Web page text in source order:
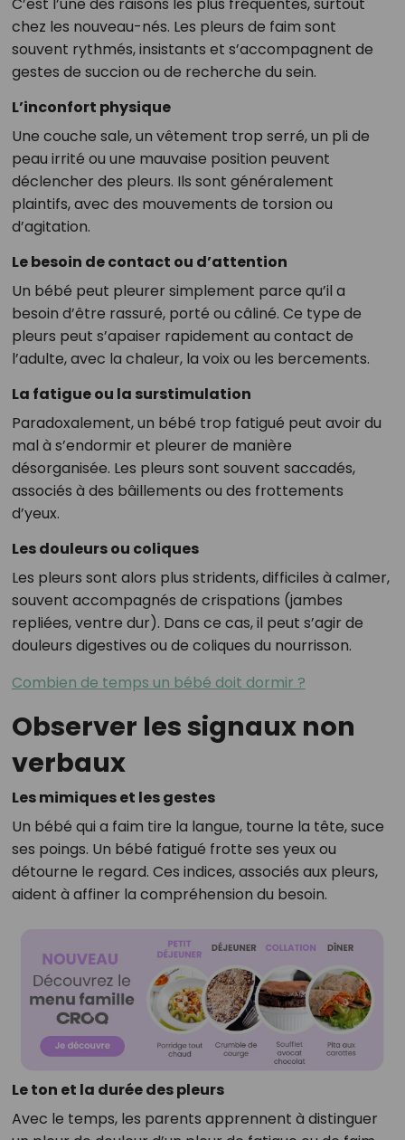
C’est l’une des raisons les plus fréquentes, surtout
chez les nouveau-nés. Les pleurs de faim sont
souvent rythmés, insistants et s’accompagnent de
gestes de succion ou de recherche du sein.
L’inconfort physique
Une couche sale, un vêtement trop serré, un pli de
peau irrité ou une mauvaise position peuvent
déclencher des pleurs. Ils sont généralement
plaintifs, avec des mouvements de torsion ou
d’agitation.
Le besoin de contact ou d’attention
Un bébé peut pleurer simplement parce qu’il a
besoin d’être rassuré, porté ou câliné. Ce type de
pleurs peut s’apaiser rapidement au contact de
l’adulte, avec la chaleur, la voix ou les bercements.
La fatigue ou la surstimulation
Paradoxalement, un bébé trop fatigué peut avoir du
mal à s’endormir et pleurer de manière
désorganisée. Les pleurs sont souvent saccadés,
associés à des bâillements ou des frottements
d’yeux.
Les douleurs ou coliques
Les pleurs sont alors plus stridents, difficiles à calmer,
souvent accompagnés de crispations (jambes
repliées, ventre dur). Dans ce cas, il peut s’agir de
douleurs digestives ou de coliques du nourrisson.
Combien de temps un bébé doit dormir ?
Observer les signaux non
verbaux
Les mimiques et les gestes
Un bébé qui a faim tire la langue, tourne la tête, suce
ses poings. Un bébé fatigué frotte ses yeux ou
détourne le regard. Ces indices, associés aux pleurs,
aident à affiner la compréhension du besoin.
Le ton et la durée des pleurs
Avec le temps, les parents apprennent à distinguer